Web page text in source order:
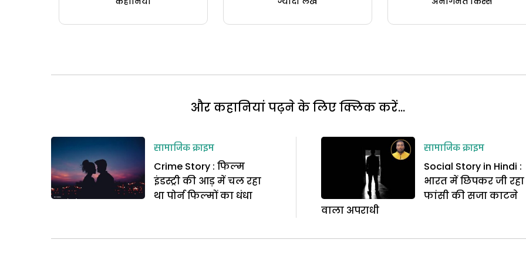
और कहानियां पढ़ने के लिए क्लिक करें...
सामाजिक क्राइम
Crime Story : फिल्म
इंडस्ट्री की आड़ में चल रहा
था पोर्न फिल्मों का धंधा
सामाजिक क्राइम
Social Story in Hindi :
भारत में छिपकर जी रहा
फांसी की सजा काटने
वाला अपराधी